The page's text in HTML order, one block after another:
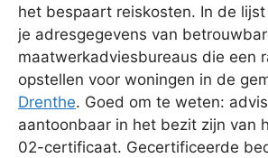
het bespaart reiskosten. In de
je adresgegevens van
maatwerkadviesbureaus die een
opstellen voor woningen in de
Drenthe. Goed om te weten:
aantoonbaar in het bezit zijn van
02-certificaat. Gecertificeerde